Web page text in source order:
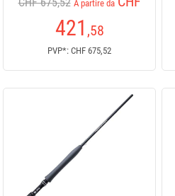
A partire da
421 ,58
PVP*: CHF 675,52